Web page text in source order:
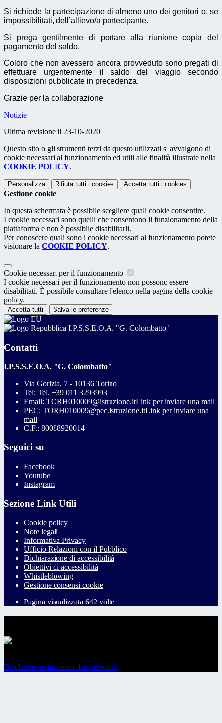
Si richiede la partecipazione di almeno uno dei genitori o, se
impossibilitati, dell’allievo/a partecipante.
Si prega gentilmente di portare alla riunione copia del
pagamento del saldo.
Coloro che non avessero ancora provveduto sono pregati di
effettuare urgentemente il saldo del viaggio secondo
disposizioni pubblicate in precedenza.
Grazie per la collaborazione
Notizie
Ultima revisione il 23-10-2020
Questo sito o gli strumenti terzi da questo utilizzati si avvalgono di
cookie necessari al funzionamento ed utili alle finalità illustrate nella
COOKIE POLICY.
Personalizza Rifiuta tutti i cookies Accetta tutti i cookies
Gestione cookie
In questa schermata è possibile scegliere quali cookie consentire.
I cookie necessari sono quelli che consentono il funzionamento della
piattaforma e non è possibile disabilitarli.
Per conoscere quali sono i cookie necessari al funzionamento potete
visionare la COOKIE POLICY.
Cookie necessari per il funzionamento
I cookie necessari per il funzionamento non possono essere
disabilitati. È possibile consultare l'elenco nella pagina della cookie
policy.
Accetta tutti Salva le preferenze
I.P.S.S.E.O.A. "G. Colombatto"
Contatti
I.P.S.S.E.O.A. "G. Colombatto"
Via Gorizia, 7 - 10136 Torino
Tel: Tel. +39 011 3293993
Email: TORH010009@istruzione.itLink per inviare una mail
PEC: TORH010009@pec.istruzione.itLink per inviare una
mail
C.F.: 80088920014
Seguici su
Facebook
Youtube
Instagram
Sezione Link Utili
Cookie policy
Note legali
Informativa Privacy
Ufficio Relazioni con il Pubblico
Dichiarazione di accessibilità
Obiettivi di accessibilità
Whistleblowing
Gestione consensi cookie
Pagina visualizzata 642 volte
Disclaimer trattamento dati personali